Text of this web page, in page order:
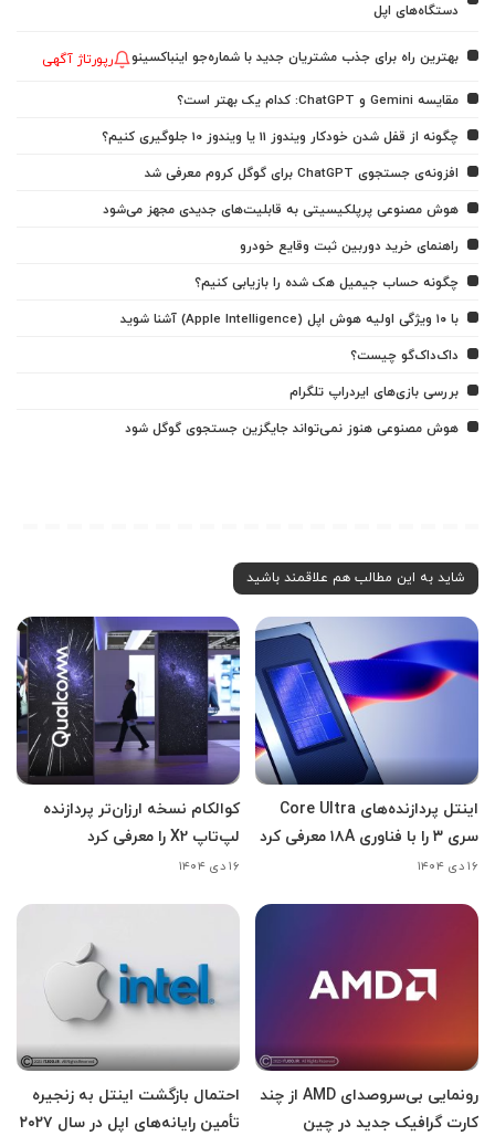
دستگاه‌های اپل
بهترین راه برای جذب مشتریان جدید با شماره‌جو اینباکسینو رپورتاژ آگهی
مقایسه Gemini و ChatGPT: کدام یک بهتر است؟
چگونه از قفل شدن خودکار ویندوز 11 یا ویندوز 10 جلوگیری کنیم؟
افزونه‌ی جستجوی ChatGPT برای گوگل کروم معرفی شد
هوش مصنوعی پرپلکیسیتی به قابلیت‌های جدیدی مجهز می‌شود
راهنمای خرید دوربین ثبت وقایع خودرو
چگونه حساب جیمیل هک شده را بازیابی کنیم؟
با ۱۰ ویژگی اولیه هوش اپل (Apple Intelligence) آشنا شوید
داک‌داک‌گو چیست؟
بررسی بازی‌های ایردراپ تلگرام
هوش مصنوعی هنوز نمی‌تواند جایگزین جستجوی گوگل شود
شاید به این مطالب هم علاقمند باشید
اینتل پردازنده‌های Core Ultra
سری ۳ را با فناوری ۱۸A معرفی کرد
۱۶ دی ۱۴۰۴
کوالکام نسخه ارزان‌تر پردازنده
لپ‌تاپ X2 را معرفی کرد
۱۶ دی ۱۴۰۴
رونمایی بی‌سروصدای AMD از چند
کارت گرافیک جدید در چین
احتمال بازگشت اینتل به زنجیره
تأمین رایانه‌های اپل در سال ۲۰۲۷